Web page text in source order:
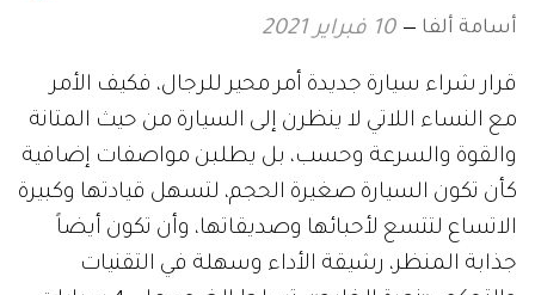
أسامة ألفا 10 فبراير 2021
قرار شراء سيارة جديدة أمر محير للرجال، فكيف الأمر
مع النساء اللاتي لا ينظرن إلى السيارة من حيث المتانة
والقوة والسرعة وحسب، بل يطلبن مواصفات إضافية
كأن تكون السيارة صغيرة الحجم، لتسهل قيادتها وكبيرة
الاتساع لتتسع لأحبائها وصديقاتها، وأن تكون أيضاً
جذابة المنظر، رشيقة الأداء وسهلة في التقنيات